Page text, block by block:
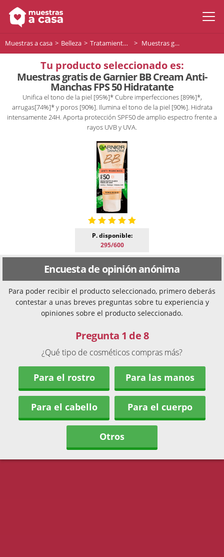
Muestras a casa Belleza Tratamiento facial Muestras gratis de Garnier BB Cream Anti-Manchas FPS 50 Hidratante
Tu producto seleccionado es:
Muestras gratis de Garnier BB Cream Anti-
Manchas FPS 50 Hidratante
Unifica el tono de la piel [95%]* Cubre imperfecciones [89%]*,
arrugas[74%]* y poros [90%]. Ilumina el tono de la piel [90%]. Hidrata
intensamente 24H. Aporta protección SPF50 de amplio espectro frente a
rayos UVB y UVA.
P. disponible:
295/600
Encuesta de opinión anónima
Para poder recibir el producto seleccionado, primero deberás
contestar a unas breves preguntas sobre tu experiencia y
opiniones sobre el producto seleccionado.
Pregunta 1 de 8
¿Qué tipo de cosméticos compras más?
Para el rostro Para las manos
Para el cabello Para el cuerpo
Otros